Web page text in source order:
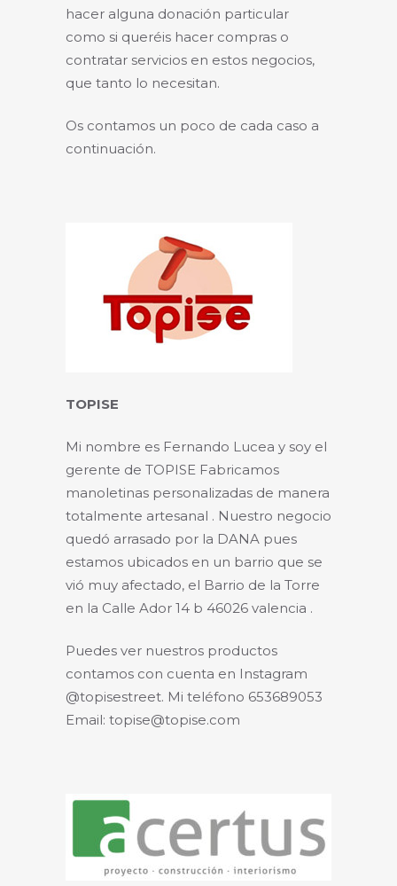
hacer alguna donación particular
como si queréis hacer compras o
contratar servicios en estos negocios,
que tanto lo necesitan.
Os contamos un poco de cada caso a
continuación.
TOPISE
Mi nombre es Fernando Lucea y soy el
gerente de TOPISE Fabricamos
manoletinas personalizadas de manera
totalmente artesanal . Nuestro negocio
quedó arrasado por la DANA pues
estamos ubicados en un barrio que se
vió muy afectado, el Barrio de la Torre
en la Calle Ador 14 b 46026 valencia .
Puedes ver nuestros productos
contamos con cuenta en Instagram
@topisestreet. Mi teléfono 653689053
Email: topise@topise.com